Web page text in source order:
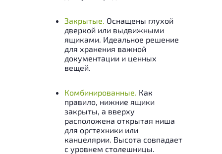
Закрытые. Оснащены глухой
дверкой или выдвижными
ящиками. Идеальное решение
для хранения важной
документации и ценных
вещей.
Комбинированные. Как
правило, нижние ящики
закрыты, а вверху
расположена открытая ниша
для оргтехники или
канцелярии. Высота совпадает
с уровнем столешницы.